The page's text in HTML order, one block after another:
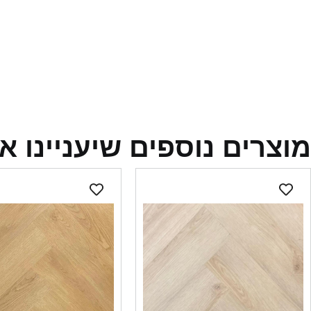
מוצרים נוספים שיעניינו